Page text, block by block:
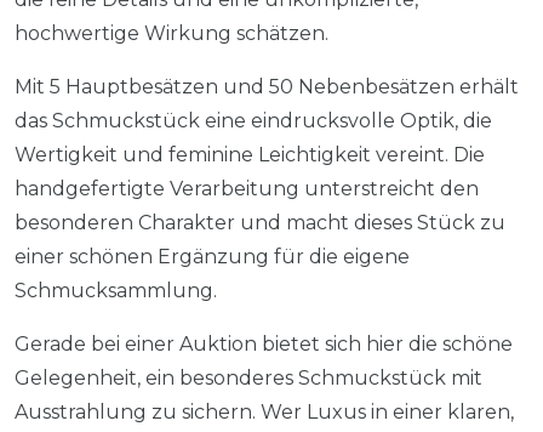
hochwertige Wirkung schätzen.
Mit 5 Hauptbesätzen und 50 Nebenbesätzen erhält
das Schmuckstück eine eindrucksvolle Optik, die
Wertigkeit und feminine Leichtigkeit vereint. Die
handgefertigte Verarbeitung unterstreicht den
besonderen Charakter und macht dieses Stück zu
einer schönen Ergänzung für die eigene
Schmucksammlung.
Gerade bei einer Auktion bietet sich hier die schöne
Gelegenheit, ein besonderes Schmuckstück mit
Ausstrahlung zu sichern. Wer Luxus in einer klaren,